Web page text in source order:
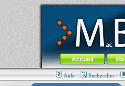
MacBook-fr.com : 100% Apple... 100%
Aller au contenu-Aller au
Menu général
Accueil
Aide Rechercher